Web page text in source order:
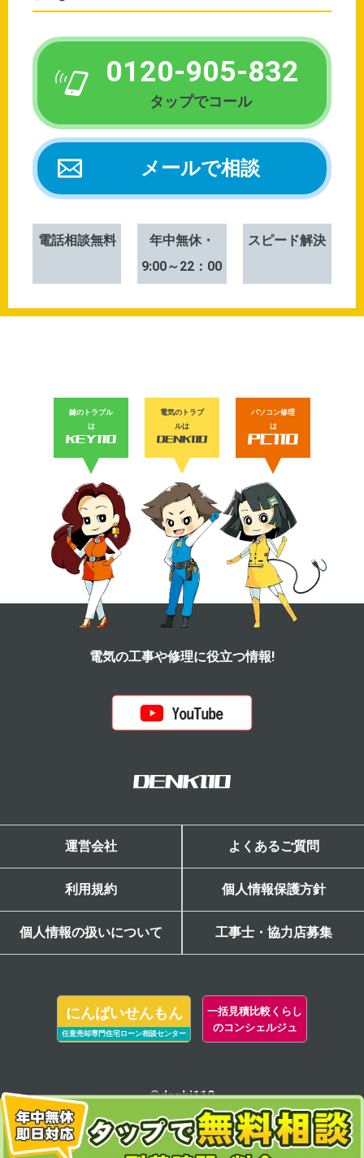
0120-905-832
メールで相談
電話相談無料
年中無休・
9:00～22：00
スピード解決
鍵のトラブル
は
電気のトラブ
ルは
パソコン修理
は
電気の工事や修理に役立つ情報!
運営会社 よくあるご質問
利用規約 個人情報保護方針
個人情報の扱いについて 工事士・協力店募集
にんばいせんもん
任意売却専門住宅ローン相談センター
一括見積比較くらし
のコンシェルジュ
©denki110